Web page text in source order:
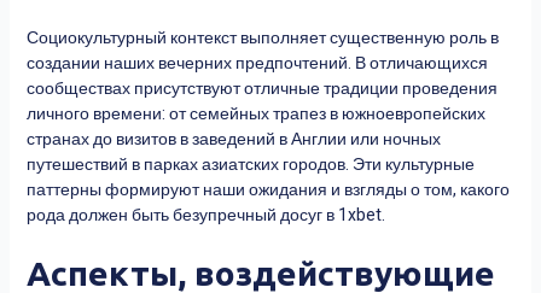
Социокультурный контекст выполняет существенную роль в
создании наших вечерних предпочтений. В отличающихся
сообществах присутствуют отличные традиции проведения
личного времени: от семейных трапез в южноевропейских
странах до визитов в заведений в Англии или ночных
путешествий в парках азиатских городов. Эти культурные
паттерны формируют наши ожидания и взгляды о том, какого
рода должен быть безупречный досуг в 1xbet.
Аспекты, воздействующие